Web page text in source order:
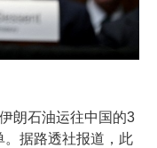
朗石油运往中国的3
据路透社报道，此